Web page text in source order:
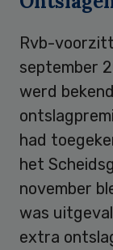
Rvb-
september
werd
had
het
november
was
extra